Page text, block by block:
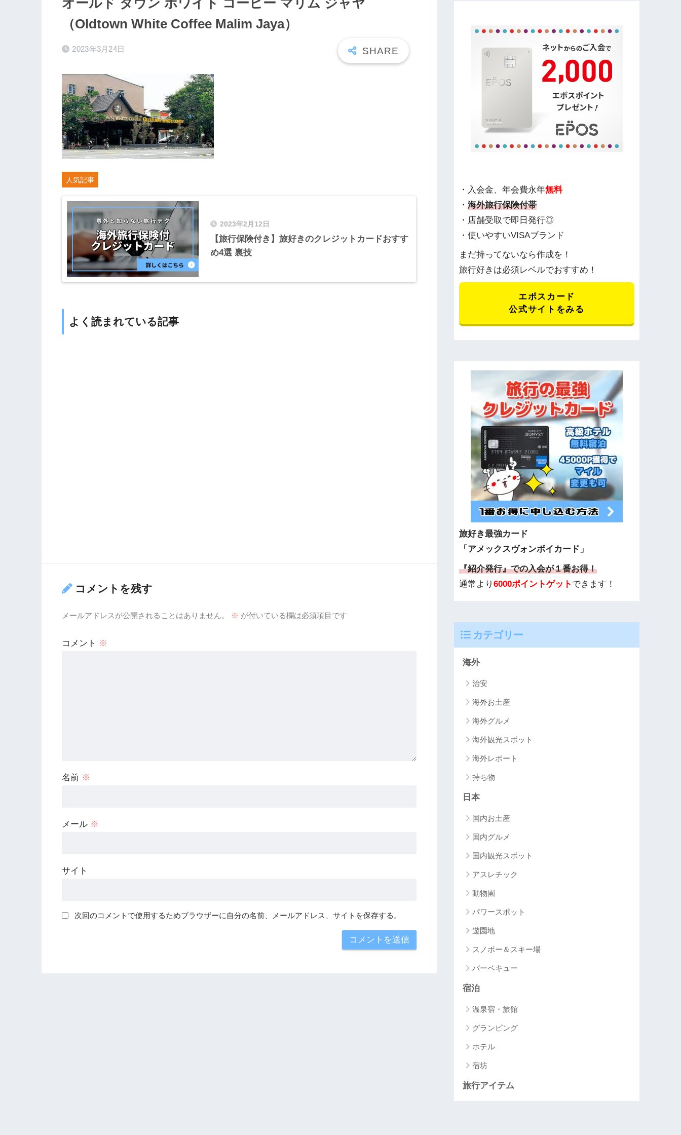
オールド タウン ホワイト コーヒー マリム ジャヤ
（Oldtown White Coffee Malim Jaya）
2023年3月24日
人気記事
2023年2月12日
【旅行保険付き】旅好きのクレジットカードおすす
め4選 裏技
よく読まれている記事
コメントを残す
メールアドレスが公開されることはありません。 ※ が付いている欄は必須項目です
コメント ※
名前 ※
メール ※
サイト
次回のコメントで使用するためブラウザーに自分の名前、メールアドレス、サイトを保存する。
・入会金、年会費永年無料
・海外旅行保険付帯
・店舗受取で即日発行◎
・使いやすいVISAブランド
まだ持ってないなら作成を！
旅行好きは必須レベルでおすすめ！
エポスカード
公式サイトをみる
旅好き最強カード
「アメックスヴォンボイカード」
『紹介発行』での入会が１番お得！
通常より6000ポイントゲット できます！
カテゴリー
海外
治安
海外お土産
海外グルメ
海外観光スポット
海外レポート
持ち物
日本
国内お土産
国内グルメ
国内観光スポット
アスレチック
動物園
パワースポット
遊園地
スノボー＆スキー場
バーベキュー
宿泊
温泉宿・旅館
グランピング
ホテル
宿坊
旅行アイテム